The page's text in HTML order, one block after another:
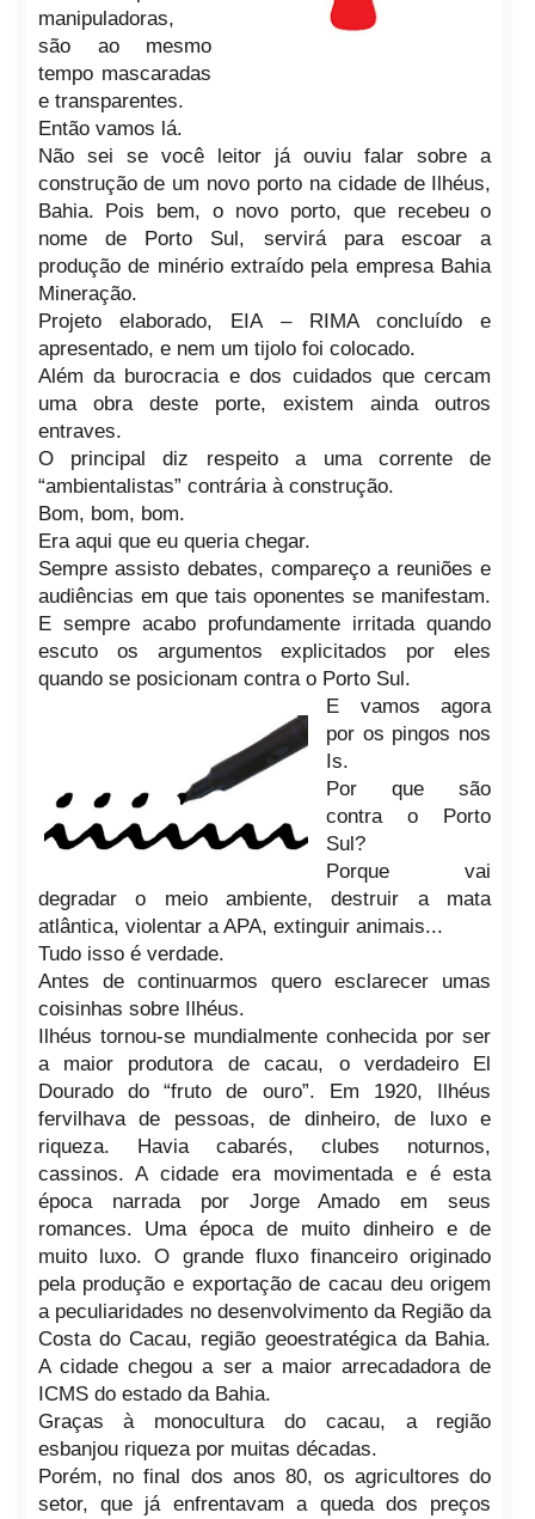
manipuladoras,
são ao mesmo
tempo mascaradas
e transparentes.
Então vamos lá.
Não sei se você leitor já ouviu falar sobre a
construção de um novo porto na cidade de Ilhéus,
Bahia. Pois bem, o novo porto, que recebeu o
nome de Porto Sul, servirá para escoar a
produção de minério extraído pela empresa Bahia
Mineração.
Projeto elaborado, EIA – RIMAconcluído e
apresentado, e nem um tijolo foi colocado.
Além da burocracia e dos cuidados que cercam
umaobra deste porte, existem ainda outros
entraves.
O principal diz respeito a uma corrente de
“ambientalistas” contrária à construção.
Bom, bom, bom.
Era aqui que eu queria chegar.
Sempre assisto debates, compareço a reuniões e
audiências em que tais oponentes se manifestam.
E sempre acabo profundamente irritada quando
escuto os argumentos explicitados por eles
quando se posicionam contra o Porto Sul.
E vamos agora
por os pingos nos
Is.
Por que são
contra o Porto
Sul?
Porque vai
degradar o meio ambiente, destruir a mata
atlântica, violentar a APA, extinguir animais...
Tudo isso é verdade.
Antes de continuarmos quero esclarecer umas
coisinhas sobre Ilhéus.
Ilhéus tornou-se mundialmente conhecida por ser
a maior produtora de cacau, o verdadeiro El
Dourado do “fruto de ouro”. Em 1920, Ilhéus
fervilhava de pessoas, de dinheiro, de luxo e
riqueza. Havia cabarés, clubes noturnos,
cassinos. A cidade era movimentada e é esta
época narrada por Jorge Amado em seus
romances. Uma época de muito dinheiro e de
muito luxo. O grande fluxo financeiro originado
pela produção e exportação de cacau deu origem
a peculiaridades no desenvolvimento da Região da
Costa do Cacau, região geoestratégica da Bahia.
A cidade chegou a ser a maior arrecadadora de
ICMS do estado da Bahia.
Graças à monocultura do cacau, a região
esbanjou riqueza por muitas décadas.
Porém, no final dos anos 80, os agricultores do
setor, que já enfrentavam a queda dos preços